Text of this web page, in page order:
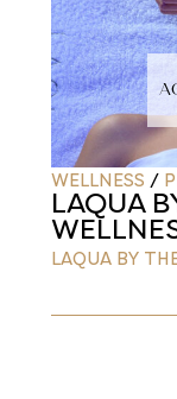
WELLNESS /
LAQUA
LAQUA BY